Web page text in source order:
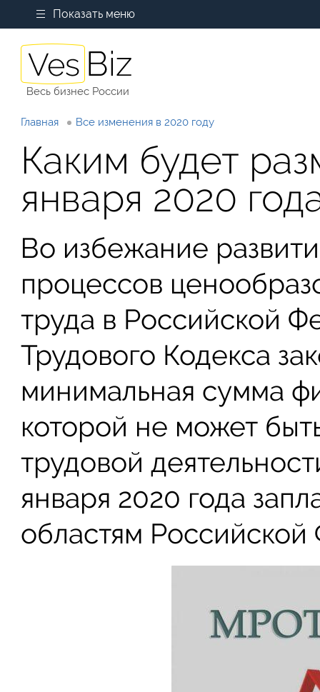
Показать меню
Весь бизнес России
Главная Все изменения в 2020 году
Каким будет
января 2020
Во избежание
процессов
труда в Российской
Трудового Кодекса
минимальная сумма
которой не может
трудовой
января 2020 года
областям